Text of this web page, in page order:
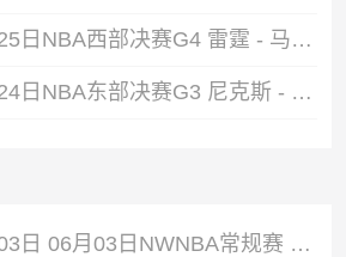
2026年05月25日NBA西部决赛G4 雷霆 - 马刺 全场录像
2026年05月24日NBA东部决赛G3 尼克斯 - 骑士 全场录像
2026年06月03日 06月03日NWNBA常规赛 芝加哥天空72-90华盛顿神秘人 全场集锦